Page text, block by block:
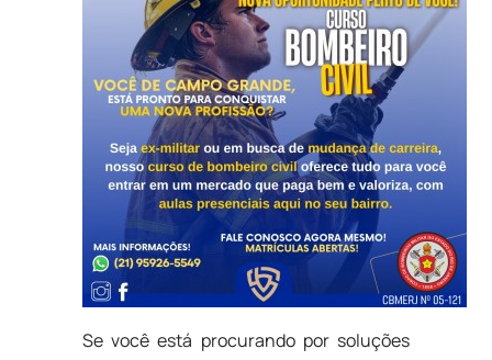
Se você está procurando por soluções